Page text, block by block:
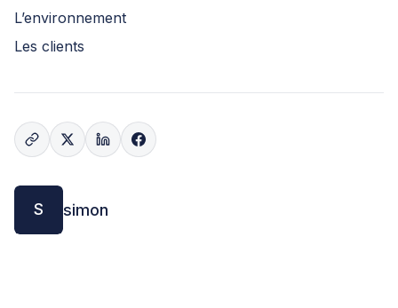
L’environnement
Les clients
S simon